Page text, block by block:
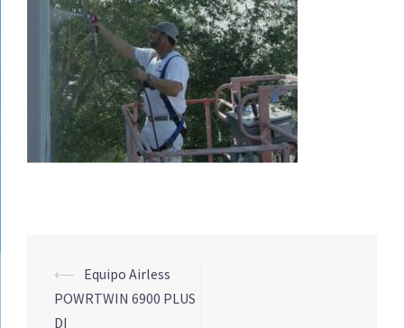
Navegación
de
⟵ Equipo Airless
POWRTWIN 6900 PLUS
DI